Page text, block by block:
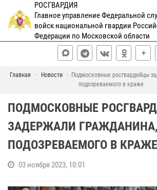
РОСГВАРДИЯ
Главное управление Федеральной
войск национальной гвардии
Федерации по Московской области
Главная Новости
Подмосковные росгвардейцы
подозреваемого в краже
ПОДМОСКОВНЫЕ
ЗАДЕРЖАЛИ ГРАЖДАНИНА,
ПОДОЗРЕВАЕМОГО В КРАЖЕ
03 ноября 2023, 10:01